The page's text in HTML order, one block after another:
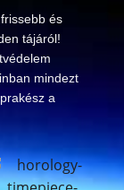
és
tájáról!
mindezt
a